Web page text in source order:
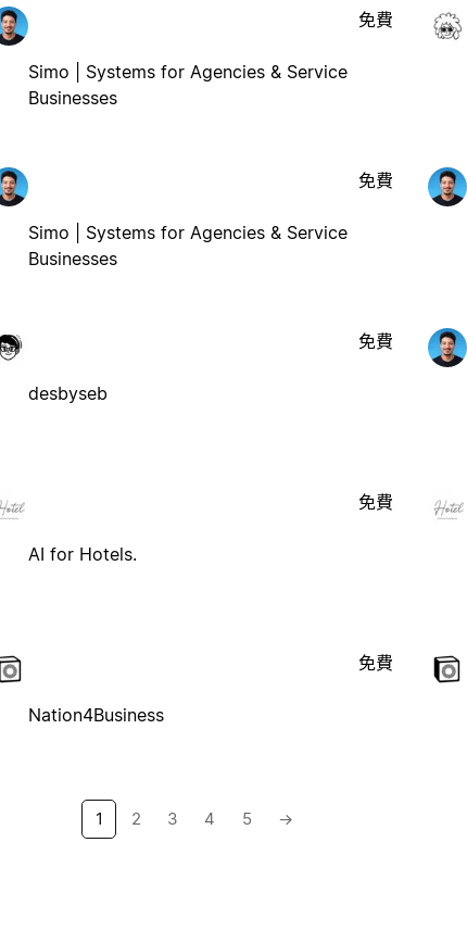
Simo | Systems for Agencies & Service
Businesses
免費
Simo | Systems for Agencies & Service
Businesses
免費
desbyseb
免費
AI for Hotels.
免費
Nation4Business
免費
1 2 3 4 5 →